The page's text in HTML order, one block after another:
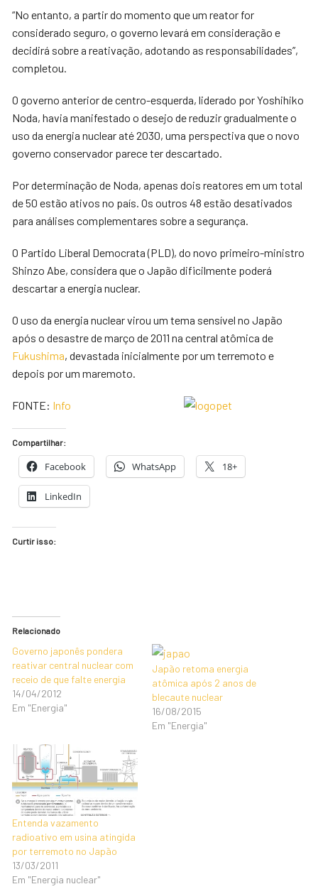
“No entanto, a partir do momento que um reator for
considerado seguro, o governo levará em consideração e
decidirá sobre a reativação, adotando as responsabilidades”,
completou.
O governo anterior de centro-esquerda, liderado por Yoshihiko
Noda, havia manifestado o desejo de reduzir gradualmente o
uso da energia nuclear até 2030, uma perspectiva que o novo
governo conservador parece ter descartado.
Por determinação de Noda, apenas dois reatores em um total
de 50 estão ativos no país. Os outros 48 estão desativados
para análises complementares sobre a segurança.
O Partido Liberal Democrata (PLD), do novo primeiro-ministro
Shinzo Abe, considera que o Japão dificilmente poderá
descartar a energia nuclear.
O uso da energia nuclear virou um tema sensível no Japão
após o desastre de março de 2011 na central atômica de
Fukushima, devastada inicialmente por um terremoto e
depois por um maremoto.
FONTE: Info
Compartilhar:
Facebook WhatsApp 18+
LinkedIn
Curtir isso:
Relacionado
Governo japonês pondera
reativar central nuclear com
receio de que falte energia
14/04/2012
Em "Energia"
Japão retoma energia
atômica após 2 anos de
blecaute nuclear
16/08/2015
Em "Energia"
Entenda vazamento
radioativo em usina atingida
por terremoto no Japão
13/03/2011
Em "Energia nuclear"